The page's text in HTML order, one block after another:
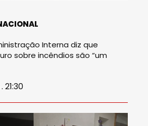
Interna diz que
sobre incêndios são “um
21:30